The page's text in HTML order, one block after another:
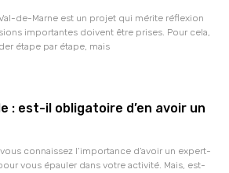
de-Marne est un projet qui mérite réflexion
importantes doivent être prises. Pour cela,
étape par étape, mais
: est-il obligatoire d’en avoir un
connaissez l’importance d’avoir un expert-
vous épauler dans votre activité. Mais, est-